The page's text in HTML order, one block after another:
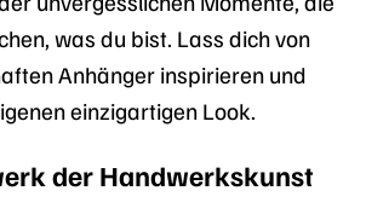
was du bist. Lass dich von
Anhänger inspirieren und
einzigartigen Look.
der Handwerkskunst